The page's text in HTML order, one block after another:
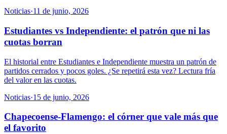
Noticias·11 de junio, 2026
Estudiantes vs Independiente: el patrón que ni las
cuotas borran
El historial entre Estudiantes e Independiente muestra un patrón de
partidos cerrados y pocos goles. ¿Se repetirá esta vez? Lectura fría
del valor en las cuotas.
Noticias·15 de junio, 2026
Chapecoense-Flamengo: el córner que vale más que
el favorito